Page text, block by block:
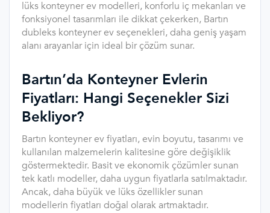
lüks konteyner ev modelleri, konforlu iç mekanları ve
fonksiyonel tasarımları ile dikkat çekerken, Bartın
dubleks konteyner ev seçenekleri, daha geniş yaşam
alanı arayanlar için ideal bir çözüm sunar.
Bartın’da Konteyner Evlerin
Fiyatları: Hangi Seçenekler Sizi
Bekliyor?
Bartın konteyner ev fiyatları, evin boyutu, tasarımı ve
kullanılan malzemelerin kalitesine göre değişiklik
göstermektedir. Basit ve ekonomik çözümler sunan
tek katlı modeller, daha uygun fiyatlarla satılmaktadır.
Ancak, daha büyük ve lüks özellikler sunan
modellerin fiyatları doğal olarak artmaktadır.